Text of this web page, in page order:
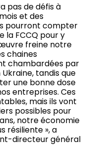
pas de défis à
et des
pourront compter
la FCCQ pour y
freine notre
chaines
chambardées par
tandis que
une bonne dose
entreprises. Ces
mais ils vont
possibles pour
notre économie
résiliente », a
directeur général